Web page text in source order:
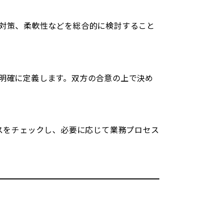
策、柔軟性などを総合的に検討すること
確に定義します。双方の合意の上で決め
チェックし、必要に応じて業務プロセス